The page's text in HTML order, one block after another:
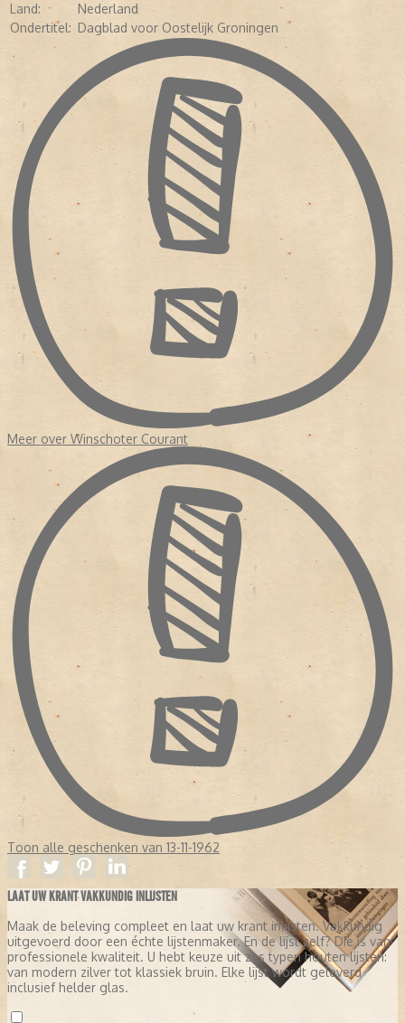
Land:
Nederland
Ondertitel: Dagblad voor Oostelijk Groningen
Meer over Winschoter Courant
Toon alle geschenken van 13-11-1962
LAAT UW KRANT VAKKUNDIG INLIJSTEN
Maak de beleving compleet en laat uw krant inlijsten. Vakkundig
uitgevoerd door een échte lijstenmaker. En de lijst zelf? Die is van
professionele kwaliteit. U hebt keuze uit zes typen houten lijsten:
van modern zilver tot klassiek bruin. Elke lijst wordt geleverd
inclusief helder glas.